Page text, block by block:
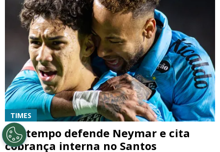
TIMES
Bontempo defende Neymar e cita
cobrança interna no Santos